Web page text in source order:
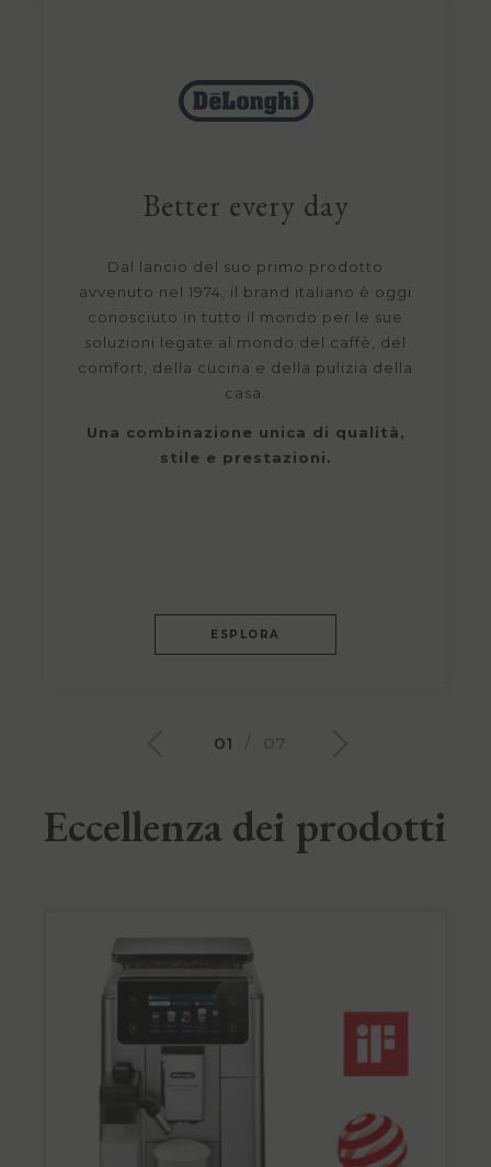
Better every day
Dal lancio del suo primo prodotto
avvenuto nel 1974, il brand italiano è oggi
conosciuto in tutto il mondo per le sue
soluzioni legate al mondo del caffè, del
comfort, della cucina e della pulizia della
casa.
Una combinazione unica di qualità,
stile e prestazioni.
ESPLORA
01
Eccellenza dei prodotti